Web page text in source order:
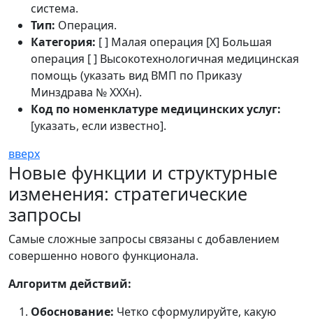
система.
Тип: Операция.
Категория: [ ] Малая операция [X] Большая
операция [ ] Высокотехнологичная медицинская
помощь (указать вид ВМП по Приказу
Минздрава № XXXн).
Код по номенклатуре медицинских услуг:
[указать, если известно].
вверх
Новые функции и структурные
изменения: стратегические
запросы
Самые сложные запросы связаны с добавлением
совершенно нового функционала.
Алгоритм действий:
Обоснование: Четко сформулируйте, какую